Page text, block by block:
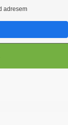
adresem